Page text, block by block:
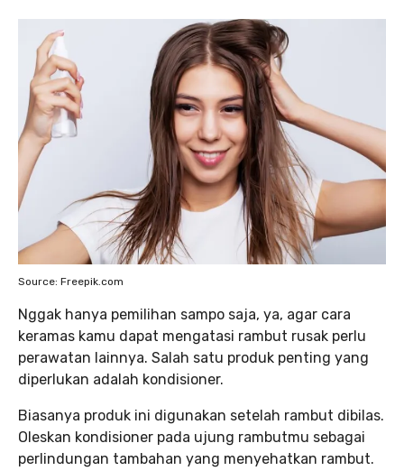
Source: Freepik.com
Nggak hanya pemilihan sampo saja, ya, agar cara
keramas kamu dapat mengatasi rambut rusak perlu
perawatan lainnya. Salah satu produk penting yang
diperlukan adalah kondisioner.
Biasanya produk ini digunakan setelah rambut dibilas.
Oleskan kondisioner pada ujung rambutmu sebagai
perlindungan tambahan yang menyehatkan rambut.